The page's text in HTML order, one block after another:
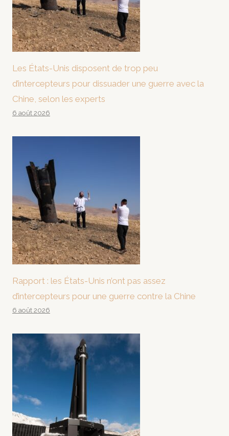
Les États-Unis disposent de trop peu
d’intercepteurs pour dissuader une guerre avec la
Chine, selon les experts
6 août 2026
Rapport : les États-Unis n’ont pas assez
d’intercepteurs pour une guerre contre la Chine
6 août 2026